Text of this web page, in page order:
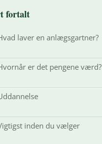
fortalt
laver en anlægsgartner?
er det pengene værd?
inden du vælger